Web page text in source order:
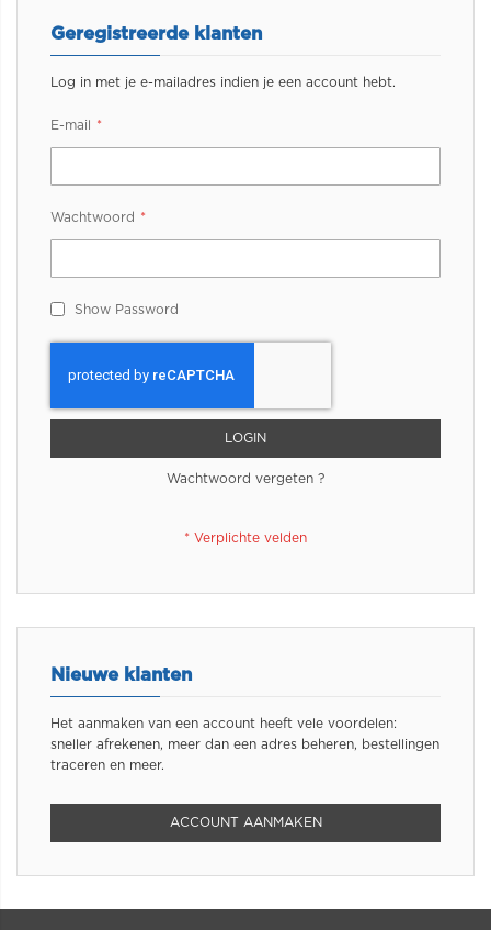
Geregistreerde klanten
Log in met je e-mailadres indien je een account hebt.
E-mail
Wachtwoord
Show Password
LOGIN
Wachtwoord vergeten ?
Nieuwe klanten
Het aanmaken van een account heeft vele voordelen:
sneller afrekenen, meer dan een adres beheren, bestellingen
traceren en meer.
ACCOUNT AANMAKEN